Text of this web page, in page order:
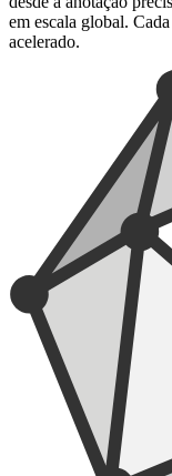
em escala global.
acelerado.